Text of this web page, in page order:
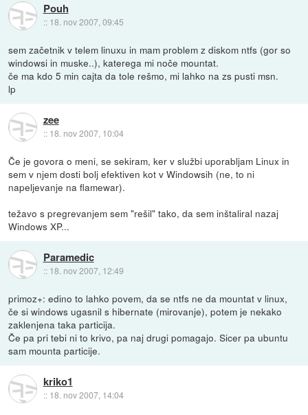
Pouh
:: 18. nov 2007, 09:45
sem začetnik v telem linuxu in mam problem z diskom ntfs (gor so
windowsi in muske..), katerega mi noče mountat.
če ma kdo 5 min cajta da tole rešmo, mi lahko na zs pusti msn.
lp
zee
:: 18. nov 2007, 10:04
Če je govora o meni, se sekiram, ker v službi uporabljam Linux in
sem v njem dosti bolj efektiven kot v Windowsih (ne, to ni
napeljevanje na flamewar).
težavo s pregrevanjem sem "rešil" tako, da sem inštaliral nazaj
Windows XP...
Paramedic
:: 18. nov 2007, 12:49
primoz+: edino to lahko povem, da se ntfs ne da mountat v linux,
če si windows ugasnil s hibernate (mirovanje), potem je nekako
zaklenjena taka particija.
Če pa pri tebi ni to krivo, pa naj drugi pomagajo. Sicer pa ubuntu
sam mounta particije.
kriko1
:: 18. nov 2007, 14:04